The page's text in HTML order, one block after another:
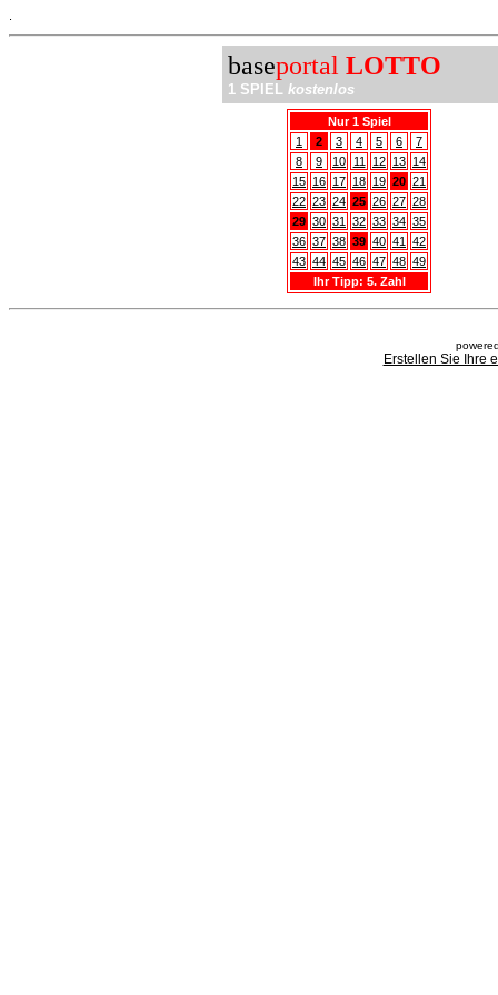
baseportal LOTTO
1 SPIEL kostenlos
Nur 1 Spiel
1
2 3 4 5 6
7
8
9 10 11 12 13 14
15 16 17 18 19 20 21
22 23 24 25 26 27 28
29 30 31 32 33 34 35
36 37 38 39 40 41
42
43 44 45 46 47 48 49
Ihr Tipp: 5. Zahl
Erstellen Sie Ihre